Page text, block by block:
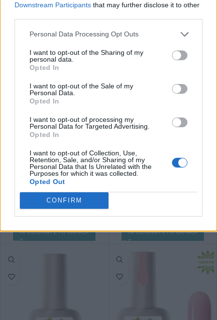
Downstream Participants that may further disclose it to other
Personal Data Processing Opt Outs
I want to opt-out of the Sharing of my
personal data.
Opted In
I want to opt-out of the Sale of my
Personal Data.
Opted In
I want to opt-out of processing my
Personal Data for Targeted Advertising.
Opted In
I want to opt-out of Collection, Use,
Retention, Sale, and/or Sharing of my
Personal Data that Is Unrelated with the
Purposes for which it was collected.
Opted Out
CONFIRM
Ημιμόνιμο βερνίκι Aloha 8ml –
Transfer Foil Gel / Gel για Foil
7,20€ συμπ. Φ.Π.Α
8 Πόντους
ΠΡΟΣΘΗΚΗ ΣΤΟ ΚΑΛΑΘΙ
RUBBER BASE ALOHA 15ml –
χρώμα – Sparkling Milky White
14,90
14 Πόντους
ΠΡΟΣΘΗΚΗ ΣΤΟ ΚΑΛΑΘΙ